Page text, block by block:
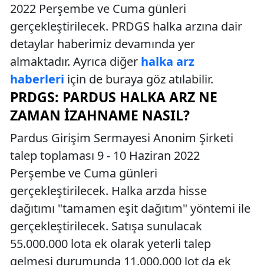
2022 Perşembe ve Cuma günleri
gerçekleştirilecek. PRDGS halka arzına dair
detaylar haberimiz devamında yer
almaktadır. Ayrıca diğer halka arz
haberleri için de buraya göz atılabilir.
PRDGS: PARDUS HALKA ARZ NE
ZAMAN İZAHNAME NASIL?
Pardus Girişim Sermayesi Anonim Şirketi
talep toplaması 9 - 10 Haziran 2022
Perşembe ve Cuma günleri
gerçekleştirilecek. Halka arzda hisse
dağıtımı "tamamen eşit dağıtım" yöntemi ile
gerçekleştirilecek. Satışa sunulacak
55.000.000 lota ek olarak yeterli talep
gelmesi durumunda 11.000.000 lot da ek